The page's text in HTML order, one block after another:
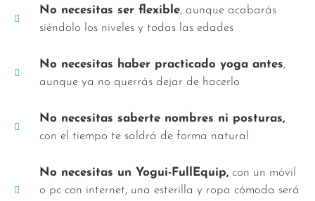
No necesitas ser flexible, aunque acabarás
siéndolo los niveles y todas las edades
No necesitas haber practicado yoga antes,
aunque ya no querrás dejar de hacerlo
No necesitas saberte nombres ni posturas,
con el tiempo te saldrá de forma natural
No necesitas un Yogui-FullEquip,con un móvil
o pc con internet, una esterilla y ropa cómoda será